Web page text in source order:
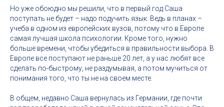
Но уже обоюдно мы решили, что в первый год Саша
поступать не будет – надо подучить язык. Ведь в планах –
учеба в одном из европейских вузов, потому что в Европе
самая лучшая школа психологии. Кроме того, нужно
больше времени, чтобы убедиться в правильности выбора. В
Европе все поступают не раньше 20 лет, а у нас любят все
сделать по-быстрому, не раздумывая, а потом мучиться от
понимания того, что ты не на своем месте.
В общем, недавно Саша вернулась из Германии, где почти